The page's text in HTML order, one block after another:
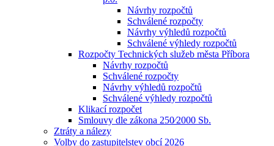
Návrhy rozpočtů
Schválené rozpočty
Návrhy výhledů rozpočtů
Schválené výhledy rozpočtů
Rozpočty Technických služeb města Příbora
Návrhy rozpočtů
Schválené rozpočty
Návrhy výhledů rozpočtů
Schválené výhledy rozpočtů
Klikací rozpočet
Smlouvy dle zákona 250⁄2000 Sb.
Ztráty a nálezy
Volby do zastupitelstev obcí 2026